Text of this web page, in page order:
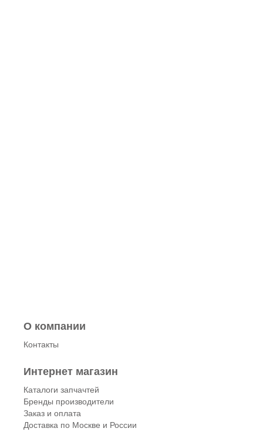
О компании
Контакты
Интернет магазин
Каталоги запчачтей
Бренды производители
Заказ и оплата
Доставка по Москве и России